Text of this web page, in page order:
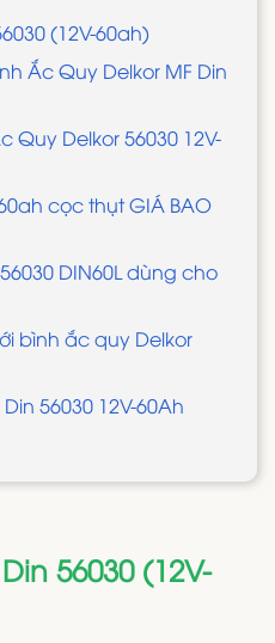
(12V-60ah)
Ắc Quy Delkor MF Din
Quy Delkor 56030 12V-
cọc thụt GIÁ BAO
DIN60L dùng cho
bình ắc quy Delkor
56030 12V-60Ah
56030 (12V-